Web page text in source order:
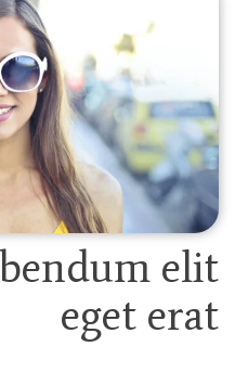
elit
eget erat